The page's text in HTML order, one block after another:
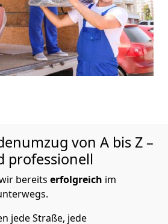
von A bis Z –
professionell
bereits erfolgreich im
jede Straße, jede